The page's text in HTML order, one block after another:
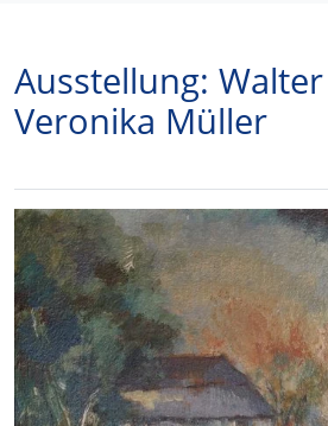
Ausstellung:
Veronika Müller